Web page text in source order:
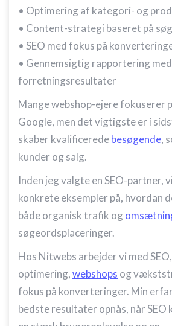
• Optimering af kategori- og
• Content-strategi baseret på
• SEO med fokus på
• Gennemsigtig rapportering
forretningsresultater
Mange webshop-ejere fokuserer
Google, men det vigtigste er i
skaber kvalificeredebesøgende,
kunder og salg.
Inden jeg valgte en SEO-partner,
konkrete eksempler på, hvordan
både organisk trafik og
søgeordsplaceringer.
Hos Nitwebs arbejder vi med
optimering,webshops og
fokus på konverteringer. Min
bedste resultater opnås, når SEO